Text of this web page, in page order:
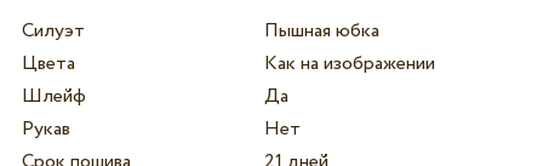
Силуэт
Пышная юбка
Цвета
Как на изображении
Шлейф
Да
Рукав
Нет